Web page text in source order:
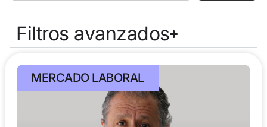
Filtros avanzados
MERCADO LABORAL